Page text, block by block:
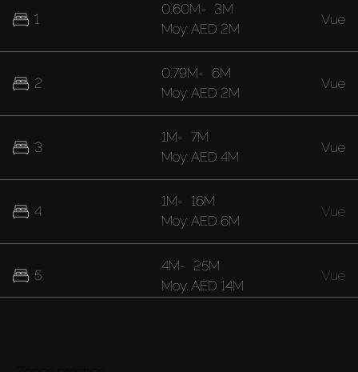
1
2
3
4
5
0.60M- 3M
Moy. AED 2M
Vue
0.79M- 6M
Moy. AED 2M
Vue
1M- 7M
Moy. AED 4M
Vue
1M- 16M
Moy. AED 6M
Vue
4M- 25M
Moy. AED 14M
Vue